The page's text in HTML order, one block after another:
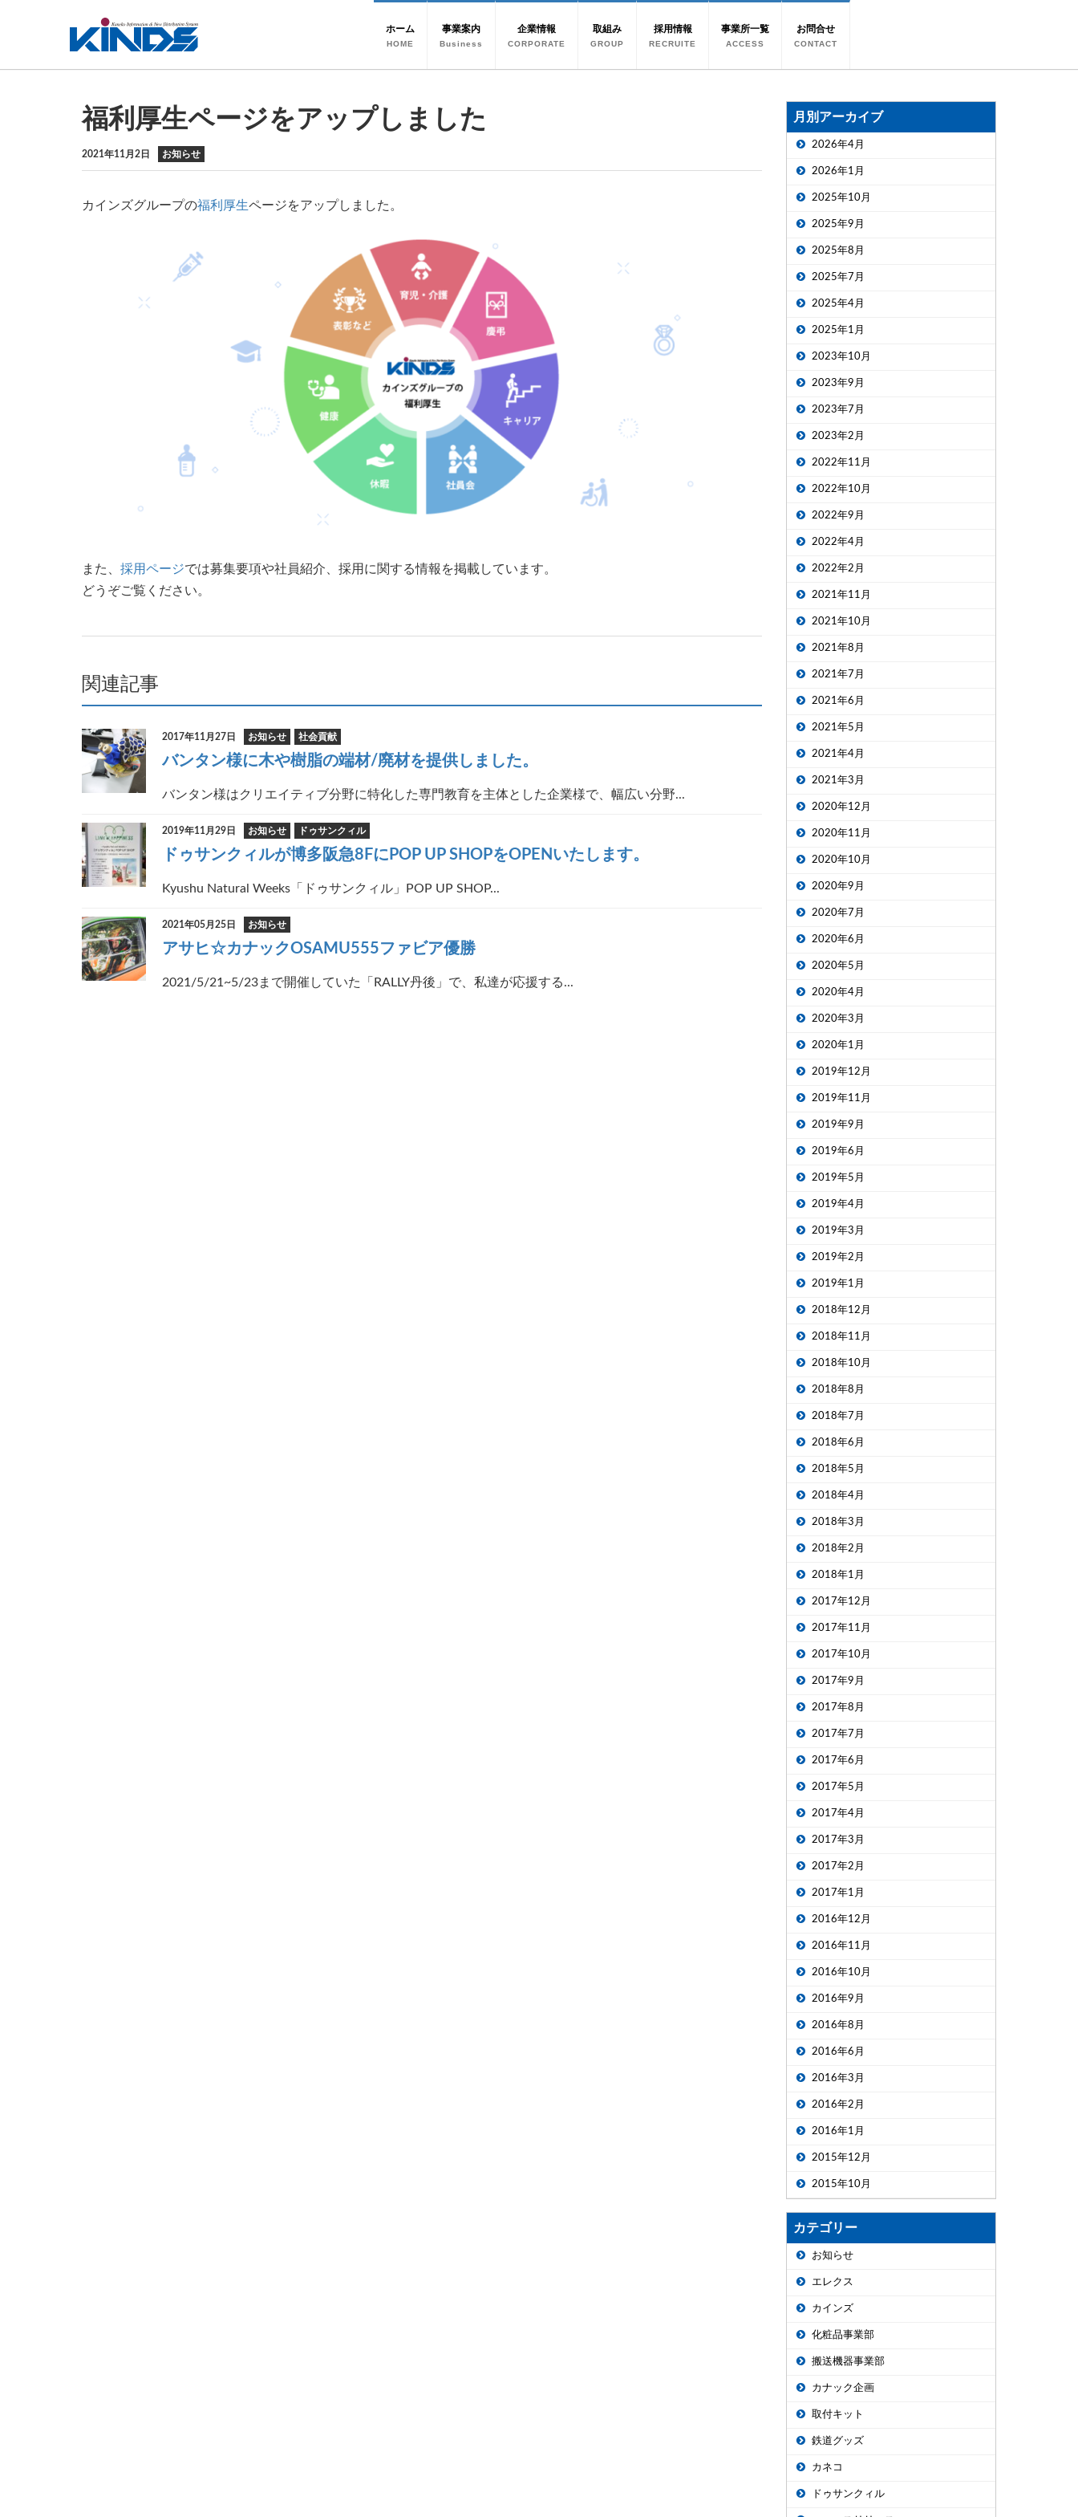
ホーム
HOME
事業案内
Business
企業情報
CORPORATE
取組み
GROUP
採用情報
RECRUITE
事業所一覧
ACCESS
お問合せ
CONTACT
福利厚生ページをアップしました
2021年11月2日 お知らせ
カインズグループの福利厚生ページをアップしました。
また、 採用ページでは募集要項や社員紹介、採用に関する情報を掲載しています。
どうぞご覧ください。
関連記事
2017年11月27日 お知らせ 社会貢献
バンタン様に木や樹脂の端材/廃材を提供しました。
バンタン様はクリエイティブ分野に特化した専門教育を主体とした企業様で、幅広い分野...
2019年11月29日 お知らせ ドゥサンクィル
ドゥサンクィルが博多阪急8FにPOP UP SHOPをOPENいたします。
Kyushu Natural Weeks「ドゥサンクィル」POP UP SHOP...
2021年05月25日 お知らせ
アサヒ☆カナックOSAMU555ファビア優勝
2021/5/21~5/23まで開催していた「RALLY丹後」で、私達が応援する...
月別アーカイブ
2026年4月
2026年1月
2025年10月
2025年9月
2025年8月
2025年7月
2025年4月
2025年1月
2023年10月
2023年9月
2023年7月
2023年2月
2022年11月
2022年10月
2022年9月
2022年4月
2022年2月
2021年11月
2021年10月
2021年8月
2021年7月
2021年6月
2021年5月
2021年4月
2021年3月
2020年12月
2020年11月
2020年10月
2020年9月
2020年7月
2020年6月
2020年5月
2020年4月
2020年3月
2020年1月
2019年12月
2019年11月
2019年9月
2019年6月
2019年5月
2019年4月
2019年3月
2019年2月
2019年1月
2018年12月
2018年11月
2018年10月
2018年8月
2018年7月
2018年6月
2018年5月
2018年4月
2018年3月
2018年2月
2018年1月
2017年12月
2017年11月
2017年10月
2017年9月
2017年8月
2017年7月
2017年6月
2017年5月
2017年4月
2017年3月
2017年2月
2017年1月
2016年12月
2016年11月
2016年10月
2016年9月
2016年8月
2016年6月
2016年3月
2016年2月
2016年1月
2015年12月
2015年10月
カテゴリー
お知らせ
エレクス
カインズ
化粧品事業部
搬送機器事業部
カナック企画
取付キット
鉄道グッズ
カネコ
ドゥサンクィル